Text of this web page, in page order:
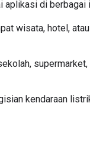
aplikasi di berbagai
wisata, hotel,
kendaraan